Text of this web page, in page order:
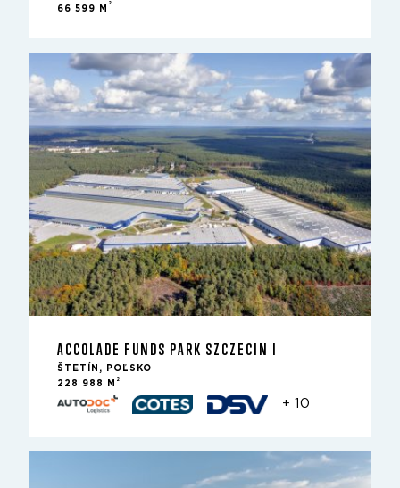
66 599 M
2
ACCOLADE FUNDS PARK SZCZECIN I
ŠTETÍN, POĽSKO
228 988 M
2
+ 10